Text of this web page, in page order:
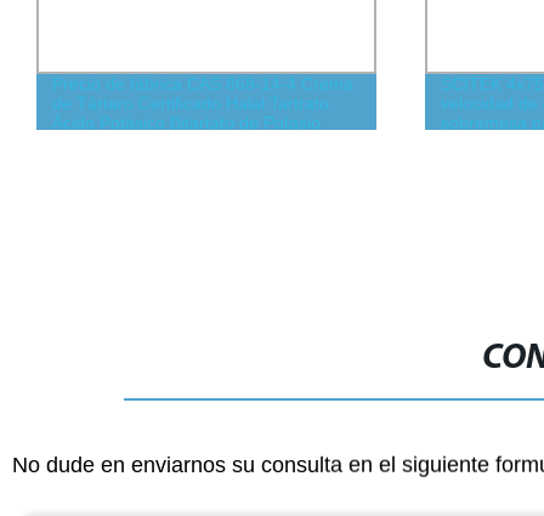
Precio de fábrica CAS 868-14-4 Crema
de Tártaro Certificado Halal Tartrato
Ácido Potásico Bitartato de Potasio
SCITEK
velocidad de
sobremesa
No dude en enviarnos su consulta en el siguiente